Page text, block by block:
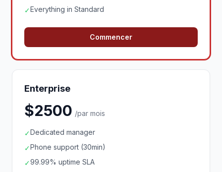
✓Everything in Standard
Commencer
Enterprise
$2500 /par mois
✓Dedicated manager
✓Phone support (30min)
✓99.99% uptime SLA